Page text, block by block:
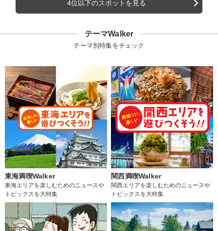
4位以下のスポットを見る
テーマWalker
テーマ別特集をチェック
東海満喫Walker
東海エリアを楽しむためのニュースや
トピックスを大特集
関西満喫Walker
関西エリアを楽しむためのニュースや
トピックスを大特集